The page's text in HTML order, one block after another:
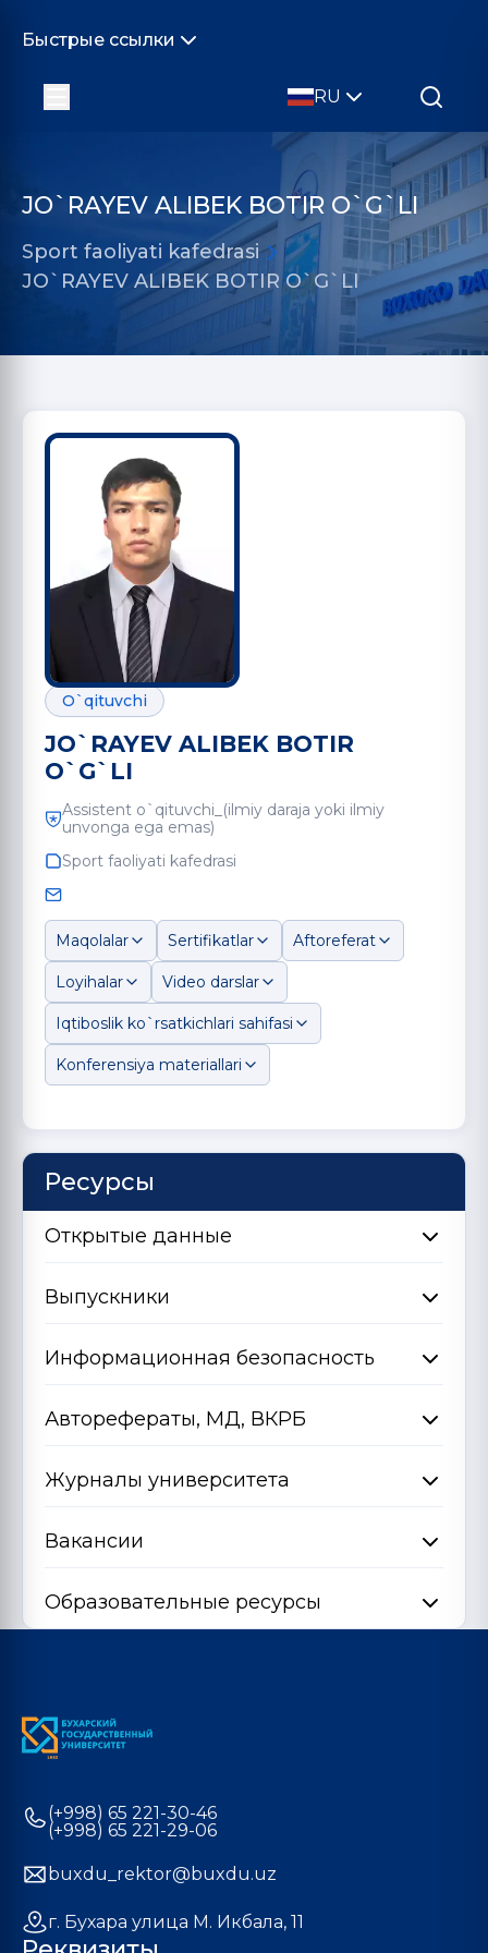
Быстрые ссылки
RU
JO`RAYEV ALIBEK BOTIR O`G`LI
Sport faoliyati kafedrasi
JO`RAYEV ALIBEK BOTIR O`G`LI
O`qituvchi
JO`RAYEV ALIBEK BOTIR
O`G`LI
Assistent o`qituvchi_(ilmiy daraja yoki ilmiy
unvonga ega emas)
Sport faoliyati kafedrasi
Maqolalar Sertifikatlar Aftoreferat
Loyihalar Video darslar
Iqtiboslik ko`rsatkichlari sahifasi
Konferensiya materiallari
Ресурсы
Открытые данные
Выпускники
Информационная безопасность
Авторефераты, МД, ВКРБ
Журналы университета
Вакансии
Образовательные ресурсы
(+998) 65 221-30-46
(+998) 65 221-29-06
buxdu_rektor@buxdu.uz
г. Бухара улица М. Икбала, 11